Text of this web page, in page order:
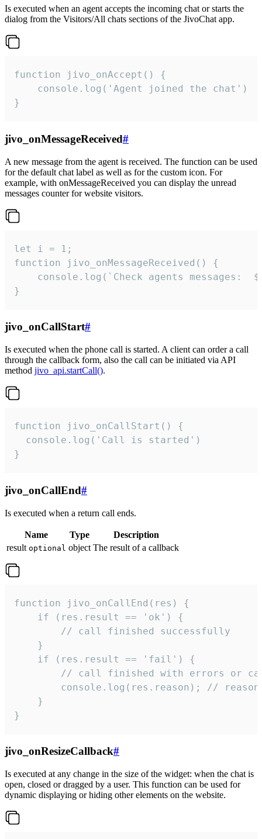
Is executed when an agent accepts the incoming chat or starts the
dialog from the Visitors/All chats sections of the JivoChat app.
function jivo_onAccept() {
}
jivo_onMessageReceived#
A new message from the agent is received. The function can be used
for the default chat label as well as for the custom icon. For
example, with onMessageReceived you can display the unread
messages counter for website visitors.
let i = 1;
function jivo_onMessageReceived() {
}
jivo_onCallStart#
Is executed when the phone call is started. A client can order a call
through the callback form, also the call can be initiated via API
method jivo_api.startCall().
function jivo_onCallStart() {
  console.log('Call is started')
}
jivo_onCallEnd#
Is executed when a return call ends.
Name Type
Description
result optional object The result of a callback
function jivo_onCallEnd(res) {
    if (res.result == 'ok') {
        // call finished successfully
    }
    if (res.result == 'fail') {
// call finished with errors or
console.log(res.reason); //
    }
}
jivo_onResizeCallback#
Is executed at any change in the size of the widget: when the chat is
open, closed or dragged by a user. This function can be used for
dynamic displaying or hiding other elements on the website.